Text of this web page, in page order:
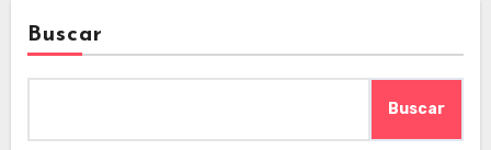
Buscar
Buscar